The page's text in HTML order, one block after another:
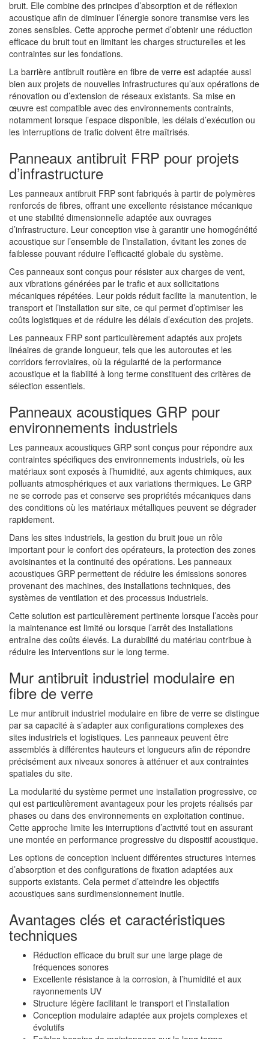
bruit. Elle combine des principes d’absorption et de réflexion
acoustique afin de diminuer l’énergie sonore transmise vers les
zones sensibles. Cette approche permet d’obtenir une réduction
efficace du bruit tout en limitant les charges structurelles et les
contraintes sur les fondations.
La barrière antibruit routière en fibre de verre est adaptée aussi
bien aux projets de nouvelles infrastructures qu’aux opérations de
rénovation ou d’extension de réseaux existants. Sa mise en
œuvre est compatible avec des environnements contraints,
notamment lorsque l’espace disponible, les délais d’exécution ou
les interruptions de trafic doivent être maîtrisés.
Panneaux antibruit FRP pour projets
d’infrastructure
Les panneaux antibruit FRP sont fabriqués à partir de polymères
renforcés de fibres, offrant une excellente résistance mécanique
et une stabilité dimensionnelle adaptée aux ouvrages
d’infrastructure. Leur conception vise à garantir une homogénéité
acoustique sur l’ensemble de l’installation, évitant les zones de
faiblesse pouvant réduire l’efficacité globale du système.
Ces panneaux sont conçus pour résister aux charges de vent,
aux vibrations générées par le trafic et aux sollicitations
mécaniques répétées. Leur poids réduit facilite la manutention, le
transport et l’installation sur site, ce qui permet d’optimiser les
coûts logistiques et de réduire les délais d’exécution des projets.
Les panneaux FRP sont particulièrement adaptés aux projets
linéaires de grande longueur, tels que les autoroutes et les
corridors ferroviaires, où la régularité de la performance
acoustique et la fiabilité à long terme constituent des critères de
sélection essentiels.
Panneaux acoustiques GRP pour
environnements industriels
Les panneaux acoustiques GRP sont conçus pour répondre aux
contraintes spécifiques des environnements industriels, où les
matériaux sont exposés à l’humidité, aux agents chimiques, aux
polluants atmosphériques et aux variations thermiques. Le GRP
ne se corrode pas et conserve ses propriétés mécaniques dans
des conditions où les matériaux métalliques peuvent se dégrader
rapidement.
Dans les sites industriels, la gestion du bruit joue un rôle
important pour le confort des opérateurs, la protection des zones
avoisinantes et la continuité des opérations. Les panneaux
acoustiques GRP permettent de réduire les émissions sonores
provenant des machines, des installations techniques, des
systèmes de ventilation et des processus industriels.
Cette solution est particulièrement pertinente lorsque l’accès pour
la maintenance est limité ou lorsque l’arrêt des installations
entraîne des coûts élevés. La durabilité du matériau contribue à
réduire les interventions sur le long terme.
Mur antibruit industriel modulaire en
fibre de verre
Le mur antibruit industriel modulaire en fibre de verre se distingue
par sa capacité à s’adapter aux configurations complexes des
sites industriels et logistiques. Les panneaux peuvent être
assemblés à différentes hauteurs et longueurs afin de répondre
précisément aux niveaux sonores à atténuer et aux contraintes
spatiales du site.
La modularité du système permet une installation progressive, ce
qui est particulièrement avantageux pour les projets réalisés par
phases ou dans des environnements en exploitation continue.
Cette approche limite les interruptions d’activité tout en assurant
une montée en performance progressive du dispositif acoustique.
Les options de conception incluent différentes structures internes
d’absorption et des configurations de fixation adaptées aux
supports existants. Cela permet d’atteindre les objectifs
acoustiques sans surdimensionnement inutile.
Avantages clés et caractéristiques
techniques
Réduction efficace du bruit sur une large plage de
fréquences sonores
Excellente résistance à la corrosion, à l’humidité et aux
rayonnements UV
Structure légère facilitant le transport et l’installation
Conception modulaire adaptée aux projets complexes et
évolutifs